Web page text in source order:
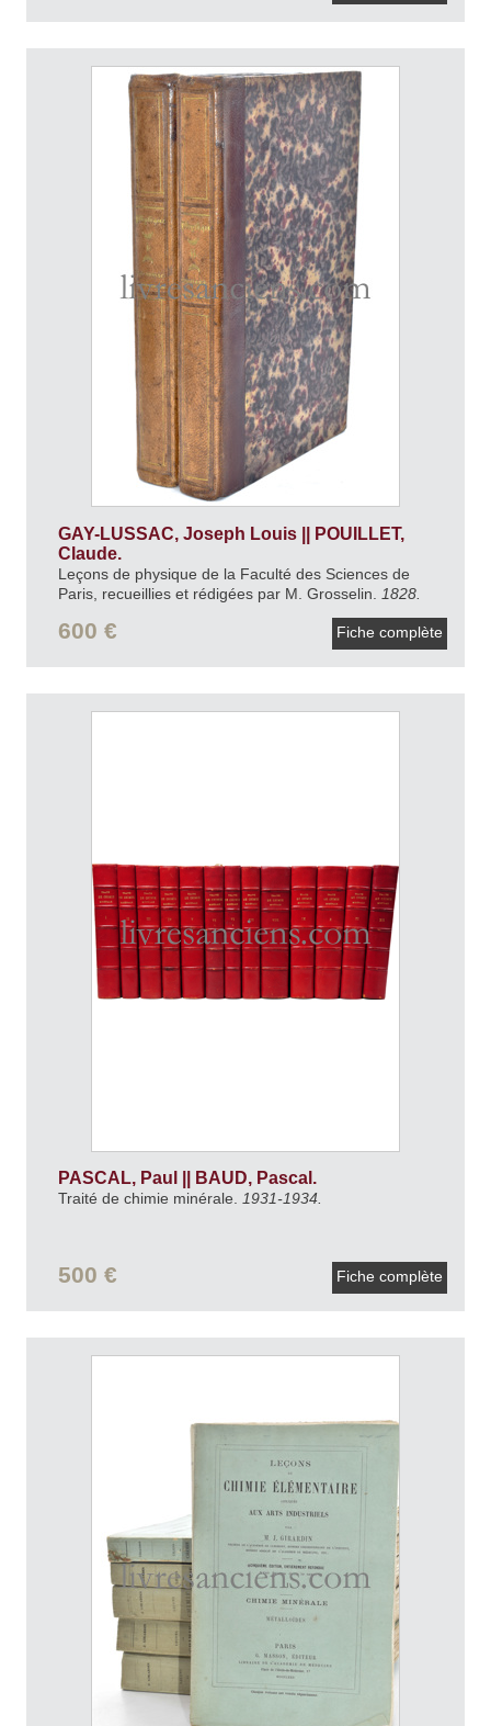
GAY-LUSSAC, Joseph Louis || POUILLET,
Claude.
Leçons de physique de la Faculté des Sciences de
Paris, recueillies et rédigées par M. Grosselin.
1828.
600 € Fiche complète
PASCAL, Paul || BAUD, Pascal.
Traité de chimie minérale. 1931-1934.
500 € Fiche complète